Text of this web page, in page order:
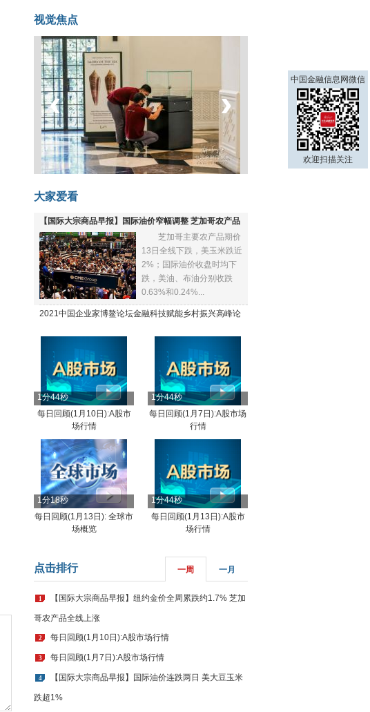
视觉焦点
菲律宾：防疫降级
‹ ›
大家爱看
【国际大宗商品早报】国际油价窄幅调整 芝加哥农产品
全线下跌
芝加哥主要农产品期价
13日全线下跌，美玉米跌近
2%；国际油价收盘时均下
跌，美油、布油分别收跌
0.63%和0.24%...
2021中国企业家博鳌论坛金融科技赋能乡村振兴高峰论
1分44秒
每日回顾(1月10日):A股市
场行情
1分44秒
每日回顾(1月7日):A股市场
行情
1分18秒
每日回顾(1月13日): 全球市
场概览
1分44秒
每日回顾(1月13日):A股市
场行情
点击排行 一周 一月
1 【国际大宗商品早报】纽约金价全周累跌约1.7% 芝加
哥农产品全线上涨
2 每日回顾(1月10日):A股市场行情
3 每日回顾(1月7日):A股市场行情
4 【国际大宗商品早报】国际油价连跌两日 美大豆玉米
跌超1%
中国金融信息网微信
欢迎扫描关注